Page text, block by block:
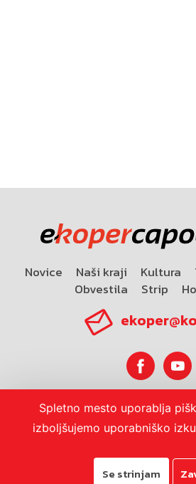
Novice Naši kraji Kultura
Obvestila
Strip
Spletno mesto uporablja
izboljšujemo uporabniško
Se strinjam